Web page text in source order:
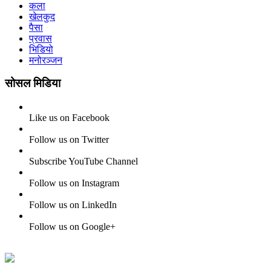
कला
खेलकुद
पैसा
प्रवास
भिडियो
मनोरञ्जन
सोसल मिडिया
Like us on Facebook
Follow us on Twitter
Subscribe YouTube Channel
Follow us on Instagram
Follow us on LinkedIn
Follow us on Google+